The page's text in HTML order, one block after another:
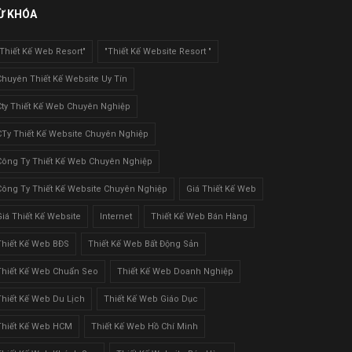
KHÓA
Kế Web Resort" "Thiết Kế Website Resort "
Thiết Kế Website Uy Tín
Thiết Kế Web Chuyên Nghiệp
Thiết Kế Website Chuyên Nghiệp
Ty Thiết Kế Web Chuyên Nghiệp
Ty Thiết Kế Website Chuyên Nghiệp Giá Thiết Kế Web
Thiết Kế Website Internet Thiết Kế Web Bán Hàng
Kế Web BĐS Thiết Kế Web Bất Động Sản
Kế Web Chuẩn Seo Thiết Kế Web Doanh Nghiệp
Kế Web Du Lịch Thiết Kế Web Giáo Dục
Kế Web HCM Thiết Kế Web Hồ Chí Minh